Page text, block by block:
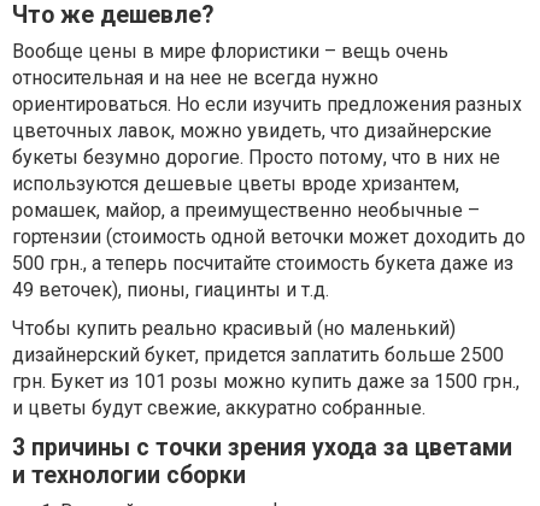
Что же дешевле?
Вообще цены в мире флористики – вещь очень
относительная и на нее не всегда нужно
ориентироваться. Но если изучить предложения разных
цветочных лавок, можно увидеть, что дизайнерские
букеты безумно дорогие. Просто потому, что в них не
используются дешевые цветы вроде хризантем,
ромашек, майор, а преимущественно необычные –
гортензии (стоимость одной веточки может доходить до
500 грн., а теперь посчитайте стоимость букета даже из
49 веточек), пионы, гиацинты и т.д.
Чтобы купить реально красивый (но маленький)
дизайнерский букет, придется заплатить больше 2500
грн. Букет из 101 розы можно купить даже за 1500 грн.,
и цветы будут свежие, аккуратно собранные.
3 причины с точки зрения ухода за цветами
и технологии сборки